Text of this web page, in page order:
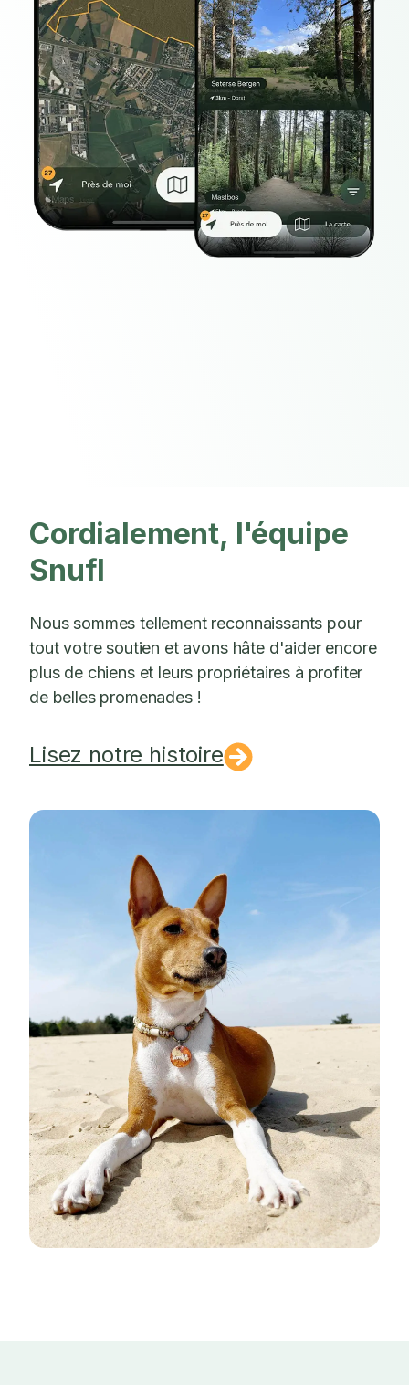
Cordialement, l'équipe
Snufl
Nous sommes tellement reconnaissants pour
tout votre soutien et avons hâte d'aider encore
plus de chiens et leurs propriétaires à profiter
de belles promenades !
Lisez notre histoire